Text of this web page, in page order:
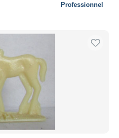
Professionnel